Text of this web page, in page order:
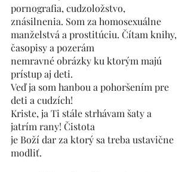
pornografia, cudzoložstvo,
znásilnenia. Som za homosexuálne
manželstvá a prostitúciu. Čítam knihy,
časopisy a pozerám
nemravné obrázky ku ktorým majú
prístup aj deti.
Veď ja som hanbou a pohoršením pre
deti a cudzích!
Kriste, ja Ti stále strhávam šaty a
jatrím rany! Čistota
je Boží dar za ktorý sa treba ustavične
modliť.